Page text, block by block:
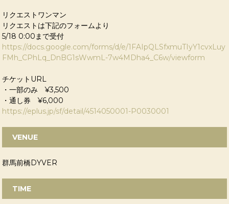
リクエストワンマン
リクエストは下記のフォームより
5/18 0:00まで受付
https://docs.google.com/forms/d/e/1FAIpQLSfxmuTIyY1cvxLuy
FMh_CPhLq_DnBG1sWwmL-7w4MDha4_C6w/viewform
チケットURL
・一部のみ ¥3,500
・通し券 ¥6,000
https://eplus.jp/sf/detail/4514050001-P0030001
VENUE
群馬前橋DYVER
TIME